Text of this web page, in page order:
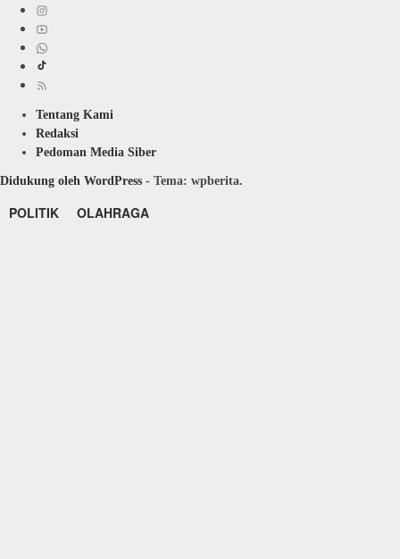
Tentang Kami
Redaksi
Pedoman Media Siber
Didukung oleh WordPress - Tema: wpberita.
POLITIK OLAHRAGA